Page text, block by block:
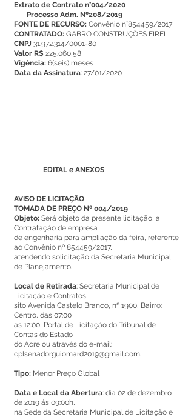
Extrato de Contrato n°004/2020
Processo Adm. Nº208/2019
FONTE DE RECURSO: Convênio n°854459/2017
CONTRATADO: GABRO CONSTRUÇÕES EIRELI
CNPJ 31.972.314/0001-80
Valor R$ 225.060,58
Vigência: 6(seis) meses
Data da Assinatura: 27/01/2020
EDITAL e ANEXOS
AVISO DE LICITAÇÃO
TOMADA DE PREÇO Nº 004/2019
Objeto: Será objeto da presente licitação, a
Contratação de empresa
de engenharia para ampliação da feira, referente
ao Convênio nº 854459/2017,
atendendo solicitação da Secretaria Municipal
de Planejamento.
Local de Retirada: Secretaria Municipal de
Licitação e Contratos,
sito Avenida Castelo Branco, nº 1900, Bairro:
Centro, das 07:00
as 12:00, Portal de Licitação do Tribunal de
Contas do Estado
do Acre ou através do e-mail:
cplsenadorguiomard2019@gmail.com.
Tipo: Menor Preço Global
Data e Local da Abertura: dia 02 de dezembro
de 2019 ás 09:00h,
na Sede da Secretaria Municipal de Licitação e